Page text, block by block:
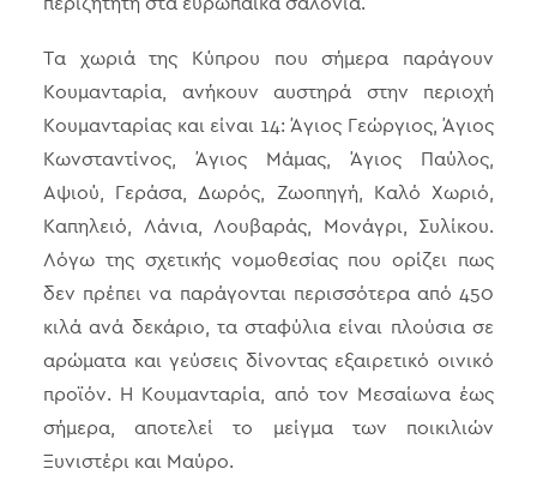
Τα χωριά της Κύπρου που σήμερα παράγουν
Κουμανταρία, ανήκουν αυστηρά στην περιοχή
Κουμανταρίας και είναι 14: Άγιος Γεώργιος, Άγιος
Κωνσταντίνος, Άγιος Μάμας, Άγιος Παύλος,
Αψιού, Γεράσα, Δωρός, Ζωοπηγή, Καλό Χωριό,
Καπηλειό, Λάνια, Λουβαράς, Μονάγρι, Συλίκου.
Λόγω της σχετικής νομοθεσίας που ορίζει πως
δεν πρέπει να παράγονται περισσότερα από 450
κιλά ανά δεκάριο, τα σταφύλια είναι πλούσια σε
αρώματα και γεύσεις δίνοντας εξαιρετικό οινικό
προϊόν. Η Κουμανταρία, από τον Μεσαίωνα έως
σήμερα, αποτελεί το μείγμα των ποικιλιών
Ξυνιστέρι και Μαύρο.